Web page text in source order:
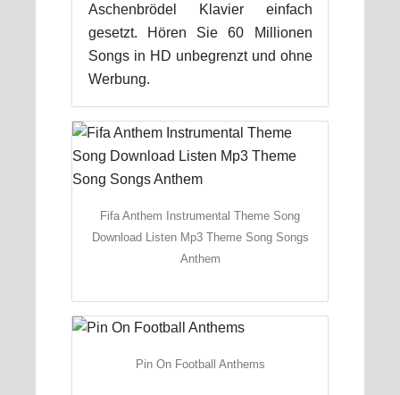
Aschenbrödel Klavier einfach
gesetzt. Hören Sie 60 Millionen
Songs in HD unbegrenzt und ohne
Werbung.
Fifa Anthem Instrumental Theme Song
Download Listen Mp3 Theme Song Songs
Anthem
Pin On Football Anthems